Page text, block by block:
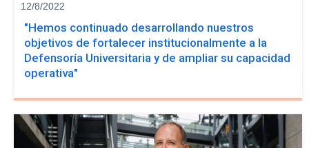
12/8/2022
"Hemos continuado desarrollando nuestros
objetivos de fortalecer institucionalmente a la
Defensoría Universitaria y de ampliar su capacidad
operativa"